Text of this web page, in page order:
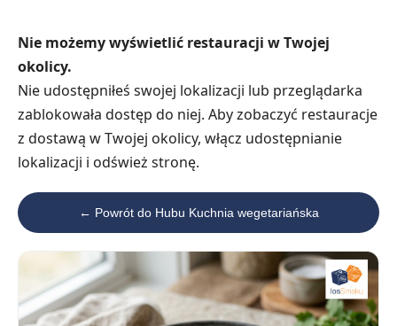
Nie możemy wyświetlić restauracji w Twojej
okolicy.
Nie udostępniłeś swojej lokalizacji lub przeglądarka
zablokowała dostęp do niej. Aby zobaczyć restauracje
z dostawą w Twojej okolicy, włącz udostępnianie
lokalizacji i odśwież stronę.
← Powrót do Hubu Kuchnia wegetariańska